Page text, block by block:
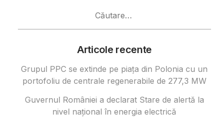
Articole recente
Grupul PPC se extinde pe piața din Polonia cu un
portofoliu de centrale regenerabile de 277,3 MW
Guvernul României a declarat Stare de alertă la
nivel național în energia electrică